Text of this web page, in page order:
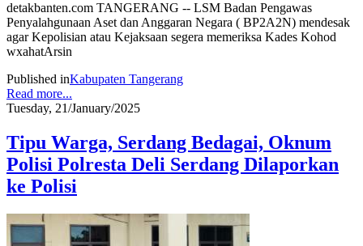
detakbanten.com TANGERANG -- LSM Badan Pengawas
Penyalahgunaan Aset dan Anggaran Negara ( BP2A2N) mendesak
agar Kepolisian atau Kejaksaan segera memeriksa Kades Kohod
wxahatArsin
Published inKabupaten Tangerang
Read more...
Tuesday, 21/January/2025
Tipu Warga, Serdang Bedagai, Oknum
Polisi Polresta Deli Serdang Dilaporkan
ke Polisi